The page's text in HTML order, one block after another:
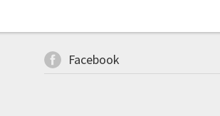
Facebook